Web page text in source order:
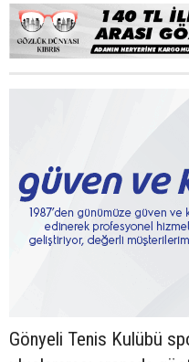
Gönyeli Tenis Kulübü